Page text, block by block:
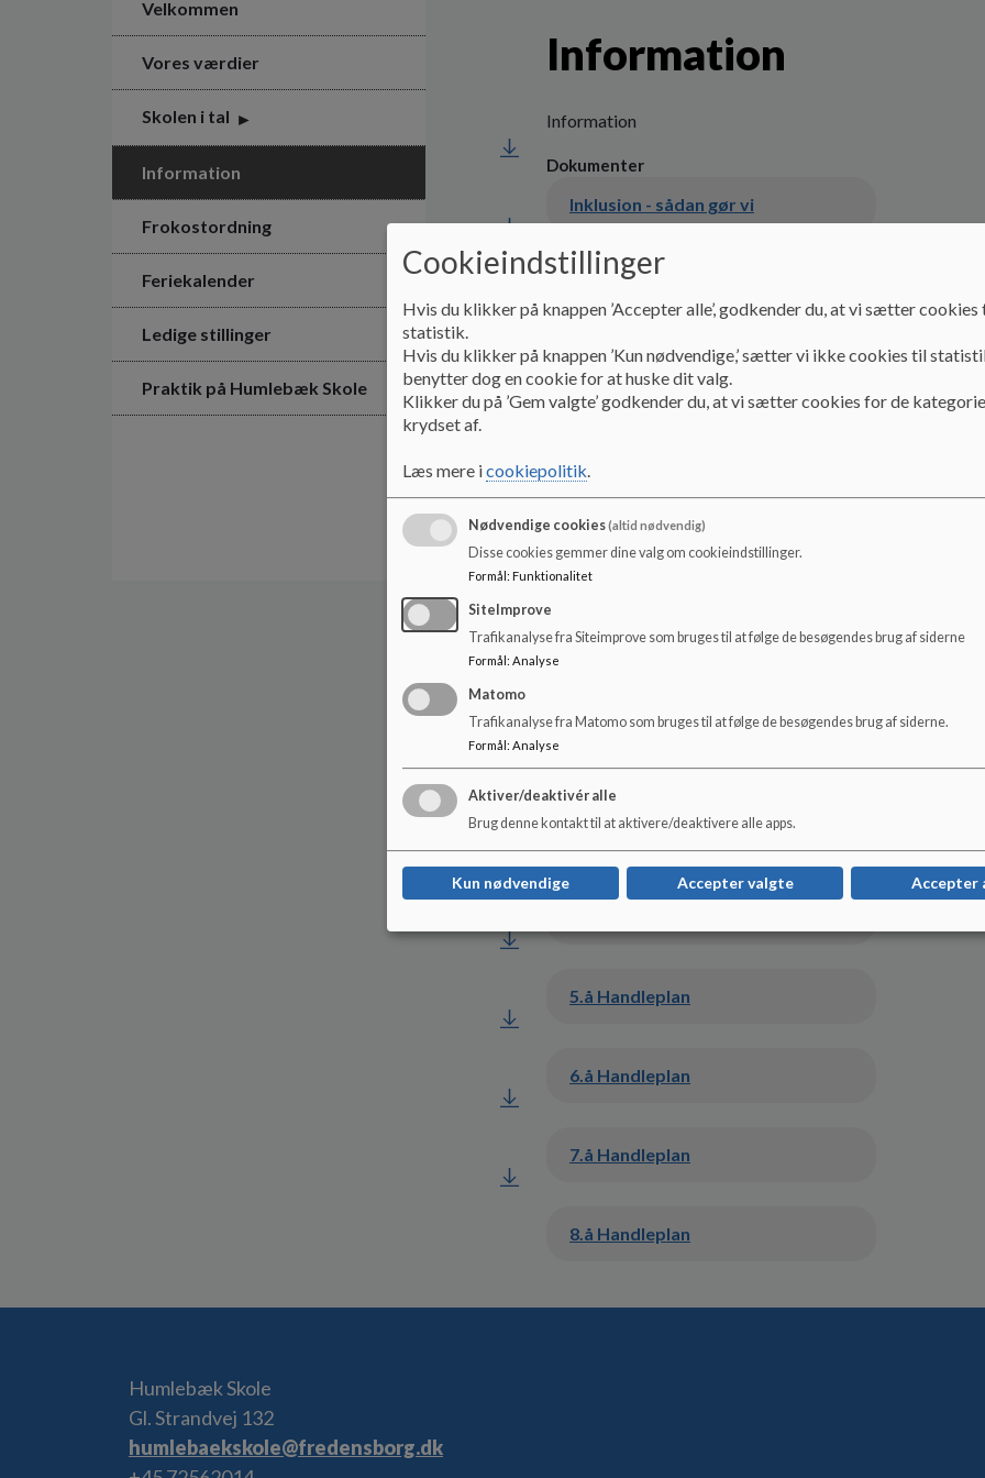
Velkommen
Vores værdier
Skolen i tal
Information
Frokostordning
Feriekalender
Ledige stillinger
Praktik på Humlebæk Skole
Information
Information
Dokumenter
Inklusion - sådan gør vi
Kontaktlærer
Antimobbestrategi
Handleplan Undervisningsmiljø
5.å Handleplan
6.å Handleplan
7.å Handleplan
8.å Handleplan
Humlebæk Skole
Gl. Strandvej 132
humlebaekskole@fredensborg.dk
Cookieindstillinger
Hvis du klikker på knappen ’Accepter alle’, godkender du, at vi sætter
statistik.
Hvis du klikker på knappen ’Kun nødvendige,’ sætter vi ikke cookies til
benytter dog en cookie for at huske dit valg.
Klikker du på ’Gem valgte’ godkender du, at vi sætter cookies for de
krydset af.
Læs mere icookiepolitik.
Nødvendige cookies(altid nødvendig)
Disse cookies gemmer dine valg om cookieindstillinger.
Formål : Funktionalitet
SiteImprove
Trafikanalyse fra Siteimprove som bruges til at følge de besøgendes brug af siderne
Formål : Analyse
Matomo
Trafikanalyse fra Matomo som bruges til at følge de besøgendes brug af siderne.
Formål: Analyse
Aktiver/deaktivér alle
Brug denne kontakt til at aktivere/deaktivere alle apps.
Kun nødvendige Accepter valgte Accepter